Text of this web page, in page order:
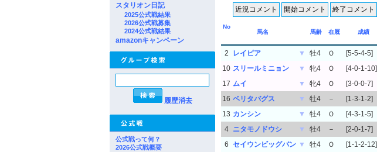
スタリオン日記
2025公式戦結果
2026公式戦募集
2024公式戦結果
amazonキャンペーン
履歴消去
公式戦って何？
2026公式戦概要
No
馬名
馬齢 在厩 成績
2 レイピア ▼ 牡4 Ｏ [5-5-4-5]
10 スリールミニョン ▼ 牝4 Ｏ [4-0-1-10]
17 ムイ ▼ 牝4 Ｏ [3-0-0-7]
16 ベリタバグス ▼ 牡4 － [1-3-1-2]
13 カンシン ▼ 牡4 Ｏ [4-3-1-5]
4 ニタモノドウシ ▼ 牡4 － [2-0-1-7]
6 セイウンビッグバン ▼ 牡4 Ｏ [1-1-2-12]